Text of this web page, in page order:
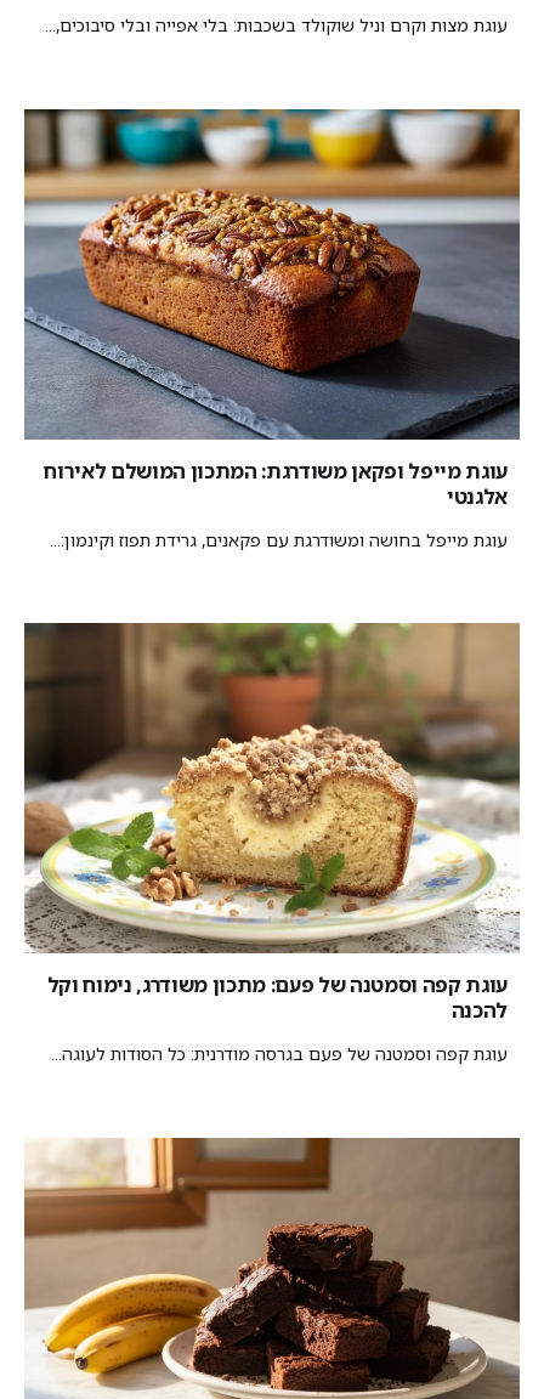
עוגת מצות וקרם וניל שוקולד בשכבות: בלי אפייה ובלי סיבוכים,...
עוגת מייפל ופקאן משודרגת: המתכון המושלם לאירוח
אלגנטי
עוגת מייפל בחושה ומשודרגת עם פקאנים, גרידת תפוז וקינמון:...
עוגת קפה וסמטנה של פעם: מתכון משודרג, נימוח וקל
להכנה
עוגת קפה וסמטנה של פעם בגרסה מודרנית: כל הסודות לעוגה...